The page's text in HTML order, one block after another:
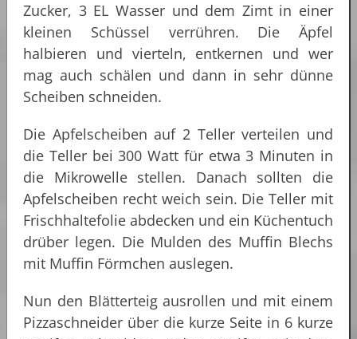
Zucker, 3 EL Wasser und dem Zimt in einer
kleinen Schüssel verrühren. Die Äpfel
halbieren und vierteln, entkernen und wer
mag auch schälen und dann in sehr dünne
Scheiben schneiden.
Die Apfelscheiben auf 2 Teller verteilen und
die Teller bei 300 Watt für etwa 3 Minuten in
die Mikrowelle stellen. Danach sollten die
Apfelscheiben recht weich sein. Die Teller mit
Frischhaltefolie abdecken und ein Küchentuch
drüber legen. Die Mulden des Muffin Blechs
mit Muffin Förmchen auslegen.
Nun den Blätterteig ausrollen und mit einem
Pizzaschneider über die kurze Seite in 6 kurze